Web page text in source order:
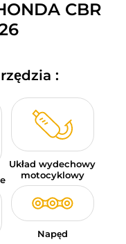
CBR
:
Układ wydechowy
motocyklowy
Napęd